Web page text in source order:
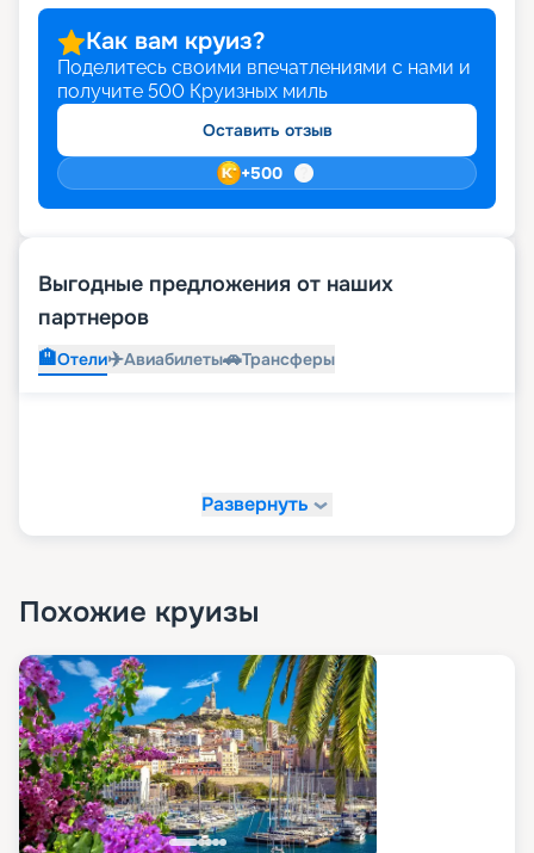
Как вам круиз?
Поделитесь своими впечатлениями с нами и
получите 500 Круизных миль
Оставить отзыв
+500
Выгодные предложения от наших
партнеров
🏨Отели✈️Авиабилеты🚗Трансферы
Развернуть
Похожие круизы